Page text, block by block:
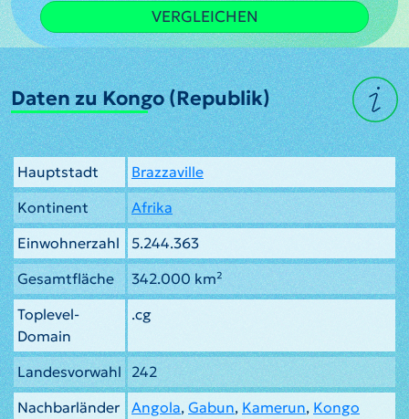
VERGLEICHEN
Daten zu Kongo (Republik)
Hauptstadt
Brazzaville
Kontinent
Afrika
Einwohnerzahl
5.244.363
Gesamtfläche
342.000 km²
Toplevel-
Domain
.cg
Landesvorwahl 242
Nachbarländer
Angola, Gabun, Kamerun, Kongo